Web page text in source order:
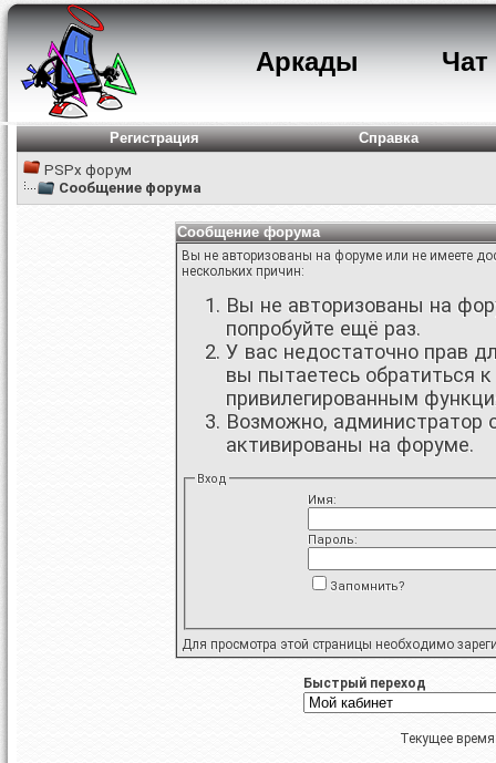
Аркады Чат
Регистрация
Справка
PSPx форум
Сообщение форума
Сообщение форума
Вы не авторизованы на форуме или не имеете
нескольких причин:
Вы не авторизованы на
попробуйте ещё раз.
У вас недостаточно прав
вы пытаетесь обратиться
привилегированным
Возможно, администратор
активированы на форуме.
Вход
Имя:
Пароль:
Запомнить?
Для просмотра этой страницы необходимо
Быстрый переход
Текущее